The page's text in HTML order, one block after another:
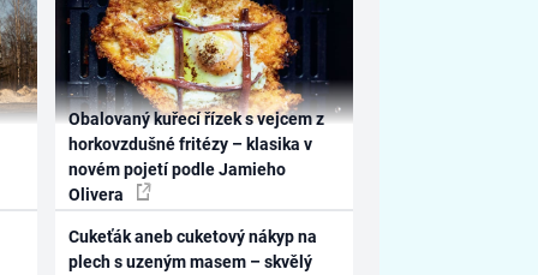
Obalovaný kuřecí řízek s vejcem z
horkovzdušné fritézy – klasika v
novém pojetí podle Jamieho
Olivera
Cukeťák aneb cuketový nákyp na
plech s uzeným masem – skvělý